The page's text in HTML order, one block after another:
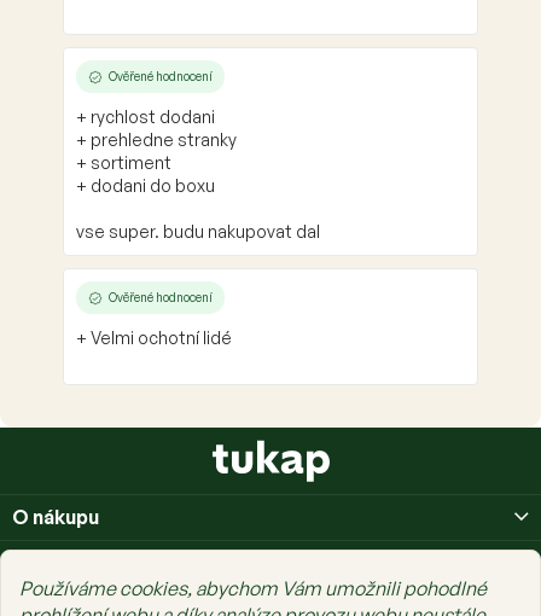
Používáme cookies, abychom Vám umožnili pohodlné
Ověřené hodnocení
+ rychlost dodani
+ prehledne stranky
+ sortiment
+ dodani do boxu
vse super. budu nakupovat dal
Ověřené hodnocení
+ Velmi ochotní lidé
t
O nákupu
Prais Family